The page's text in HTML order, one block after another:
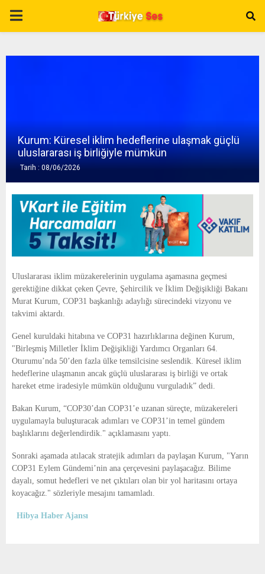
P
A
E
N
U
Kurum: Küresel iklim hedeflerine ulaşmak güçlü
uluslararası iş birliğiyle mümkün
Tarih : 08/06/2026
Uluslararası iklim müzakerelerinin uygulama aşamasına geçmesi
gerektiğine dikkat çeken Çevre, Şehircilik ve İklim Değişikliği Bakanı
Murat Kurum, COP31 başkanlığı adaylığı sürecindeki vizyonu ve
takvimi aktardı.
Genel kuruldaki hitabına ve COP31 hazırlıklarına değinen Kurum,
"Birleşmiş Milletler İklim Değişikliği Yardımcı Organları 64.
Oturumu’nda 50’den fazla ülke temsilcisine seslendik. Küresel iklim
hedeflerine ulaşmanın ancak güçlü uluslararası iş birliği ve ortak
hareket etme iradesiyle mümkün olduğunu vurguladık” dedi.
Bakan Kurum, “COP30’dan COP31’e uzanan süreçte, müzakereleri
uygulamayla buluşturacak adımları ve COP31’in temel gündem
başlıklarını değerlendirdik." açıklamasını yaptı.
Sonraki aşamada atılacak stratejik adımları da paylaşan Kurum, "Yarın
COP31 Eylem Gündemi’nin ana çerçevesini paylaşacağız. Bilime
dayalı, somut hedefleri ve net çıktıları olan bir yol haritasını ortaya
koyacağız." sözleriyle mesajını tamamladı.
Hibya Haber Ajansı